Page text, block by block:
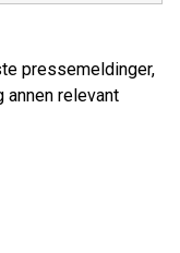
pressemeldinger,
annen relevant